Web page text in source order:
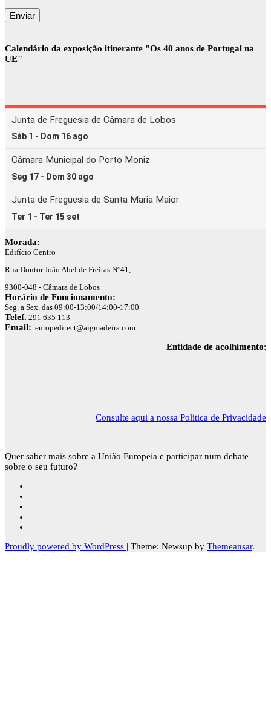
Calendário da exposição itinerante "Os 40 anos de Portugal na
UE"
Morada:
Edifício Centro
Rua Doutor João Abel de Freitas N°41,
9300-048 - Câmara de Lobos
Horário de Funcionamento:
Seg. a Sex. das 09:00-13:00/14:00-17:00
Telef. 291 635 113
Email: europedirect@aigmadeira.com
Entidade de acolhimento:
Consulte aqui a nossa Política de Privacidade
Quer saber mais sobre a União Europeia e participar num debate
sobre o seu futuro?
Proudly powered by WordPress | Theme: Newsup by Themeansar.